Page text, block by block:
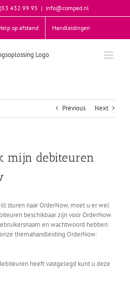
432 99 95 | info@compad.nl
op afstand Handleidingen
Previous Next
mijn debiteuren
sturen naar OrderNow, moet u er wel
beschikbaar zijn voor OrderNow
en wachtwoord hebben.
themahandleiding OrderNow:
heeft vastgelegd kunt u deze